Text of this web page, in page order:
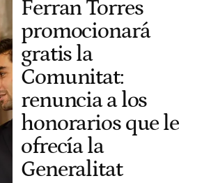
Ferran Torres
promocionará
gratis la
Comunitat:
renuncia a los
honorarios que le
ofrecía la
Generalitat